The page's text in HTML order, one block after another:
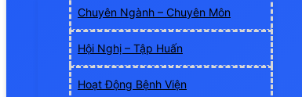
Chuyên Ngành – Chuyên Môn
Hội Nghị – Tập Huấn
Hoạt Động Bệnh Viện